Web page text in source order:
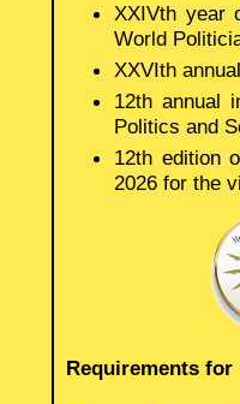
XXIVth year
World
XXVIth
12th annual
Politics and
12th edition
2026 for the
Requirements